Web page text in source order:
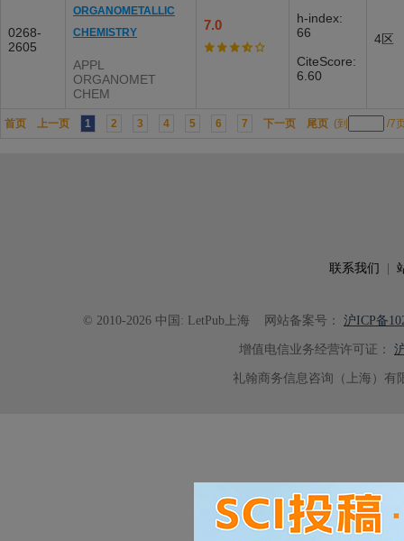
0268-
2605
ORGANOMETALLIC
CHEMISTRY
APPL
ORGANOMET
CHEM
7.0
h-index:
66
CiteScore:
6.60
4区
首页 上一页 1 2 3 4 5 6 7 下一页 尾页 (到 /7
联系我们
© 2010-2026 中国: LetPub上海 网站备案号： 沪ICP备
增值电信业务经营许可证：
礼翰商务信息咨询（上海）